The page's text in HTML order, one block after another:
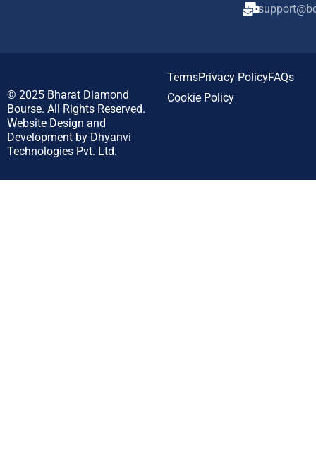
© 2025 Bharat Diamond
Bourse. All Rights Reserved.
Website Design and
Development by Dhyanvi
Technologies Pvt. Ltd.
TermsPrivacy PolicyFAQs
Cookie Policy